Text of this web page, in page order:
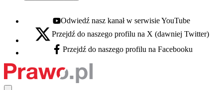
Youtube - otwiera się w nowej karcie
Odwiedź nasz kanał w serwisie YouTube
X - otwiera się w nowej karcie
Przejdź do naszego profilu na X (dawniej Twitter)
Facebook - otwiera się w nowej karcie
Przejdź do naszego profilu na Facebooku